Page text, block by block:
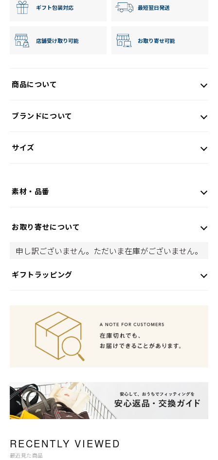
ギフト包装対応 最短翌日発送
店舗受け取り可能 お取り寄せ可能
商品について
ブランドについて
サイズ
素材・品番
お取り寄せについて
申し訳ございません。ただいま在庫がございません。
ギフトラッピング
RECENTLY VIEWED
最近見た商品